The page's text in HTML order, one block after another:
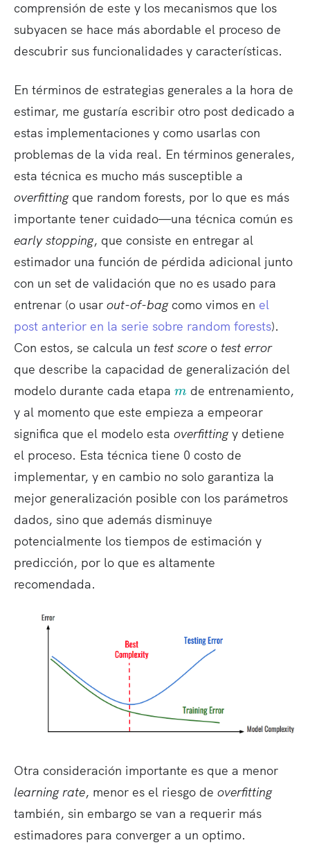
comprensión de este y los mecanismos que los
subyacen se hace más abordable el proceso de
descubrir sus funcionalidades y características.
En términos de estrategias generales a la hora de
estimar, me gustaría escribir otro post dedicado a
estas implementaciones y como usarlas con
problemas de la vida real. En términos generales,
esta técnica es mucho más susceptible a
overfittingque random forests, por lo que es más
importante tener cuidado—una técnica común es
early stopping, que consiste en entregar al
estimador una función de pérdida adicional junto
con un set de validación que no es usado para
entrenar (o usar out-of-bagcomo vimos en el
post anterior en la serie sobre random forests).
Con estos, se calcula un test score o test error
que describe la capacidad de generalización del
modelo durante cada etapa m
m de entrenamiento,
y al momento que este empieza a empeorar
significa que el modelo esta overfittingy detiene
el proceso. Esta técnica tiene 0 costo de
implementar, y en cambio no solo garantiza la
mejor generalización posible con los parámetros
dados, sino que además disminuye
potencialmente los tiempos de estimación y
predicción, por lo que es altamente
recomendada.
Otra consideración importante es que a menor
learning rate, menor es el riesgo de overfitting
también, sin embargo se van a requerir más
estimadores para converger a un optimo.